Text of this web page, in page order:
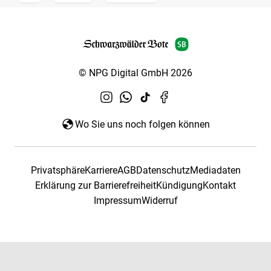
© NPG Digital GmbH 2026
Wo Sie uns noch folgen können
PrivatsphäreKarriereAGBDatenschutzMediadaten
Erklärung zur BarrierefreiheitKündigungKontakt
ImpressumWiderruf